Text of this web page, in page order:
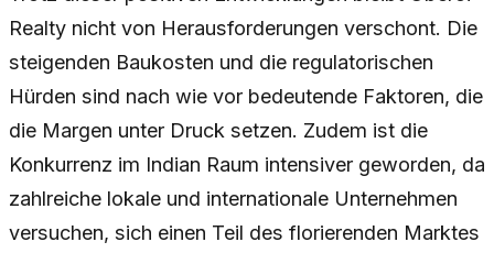
Realty nicht von Herausforderungen verschont. Die
steigenden Baukosten und die regulatorischen
Hürden sind nach wie vor bedeutende Faktoren, die
die Margen unter Druck setzen. Zudem ist die
Konkurrenz im Indian Raum intensiver geworden, da
zahlreiche lokale und internationale Unternehmen
versuchen, sich einen Teil des florierenden Marktes